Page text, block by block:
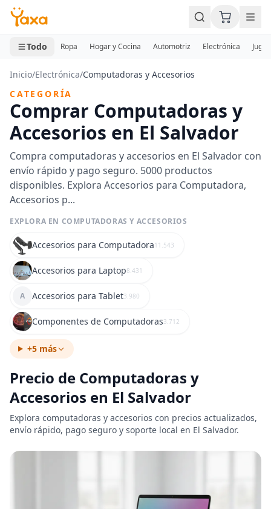
MINI CARRITO
0 productos
Todo Ropa Hogar y Cocina Automotriz Electrónica
Inicio/Electrónica/Computadoras y Accesorios
CATEGORÍA
Comprar Computadoras y
Accesorios en El Salvador
Compra computadoras y accesorios en El Salvador con
envío rápido y pago seguro. 5000 productos
disponibles. Explora Accesorios para Computadora,
Accesorios p...
EXPLORA EN COMPUTADORAS Y ACCESORIOS
Accesorios para Computadora11.543
Accesorios para Laptop8.431
A Accesorios para Tablet3.980
Componentes de Computadoras3.712
+5 más
Precio de Computadoras y
Accesorios en El Salvador
Explora computadoras y accesorios con precios actualizados,
envío rápido, pago seguro y soporte local en El Salvador.